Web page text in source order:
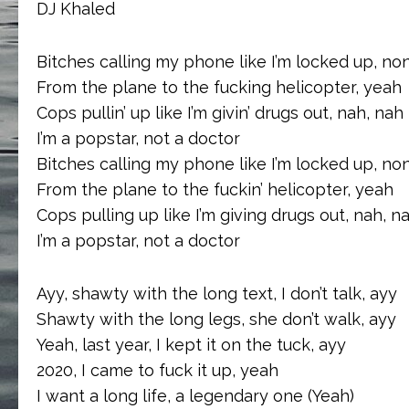
DJ Khaled
Bitches calling my phone like I’m locked up,
From the plane to the fucking helicopter, yeah
Cops pullin’ up like I’m givin’ drugs out, nah, nah
I’m a popstar, not a doctor
Bitches calling my phone like I’m locked up,
From the plane to the fuckin’ helicopter, yeah
Cops pulling up like I’m giving drugs out, nah,
I’m a popstar, not a doctor
Ayy, shawty with the long text, I don’t talk, ayy
Shawty with the long legs, she don’t walk, ayy
Yeah, last year, I kept it on the tuck, ayy
2020, I came to fuck it up, yeah
I want a long life, a legendary one (Yeah)